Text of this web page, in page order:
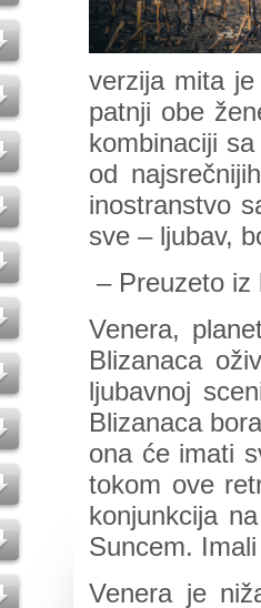
verzija mita
patnji obe
kombinaciji
od
inostranstvo
sve – ljubav,
– Preuzeto
Venera,
Blizanaca
ljubavnoj
Blizanaca
ona će imati
tokom ove
konjunkcija
Suncem.
Venera je